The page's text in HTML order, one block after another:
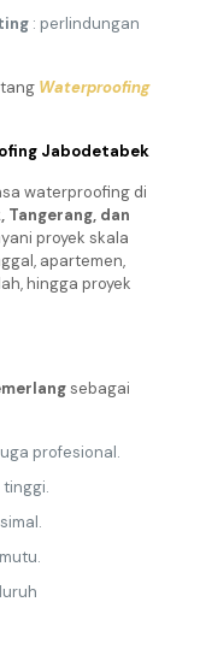
: perlindungan
Waterproofing
Jabodetabek
waterproofing di
Tangerang, dan
proyek skala
apartemen,
hingga proyek
sebagai
profesional.